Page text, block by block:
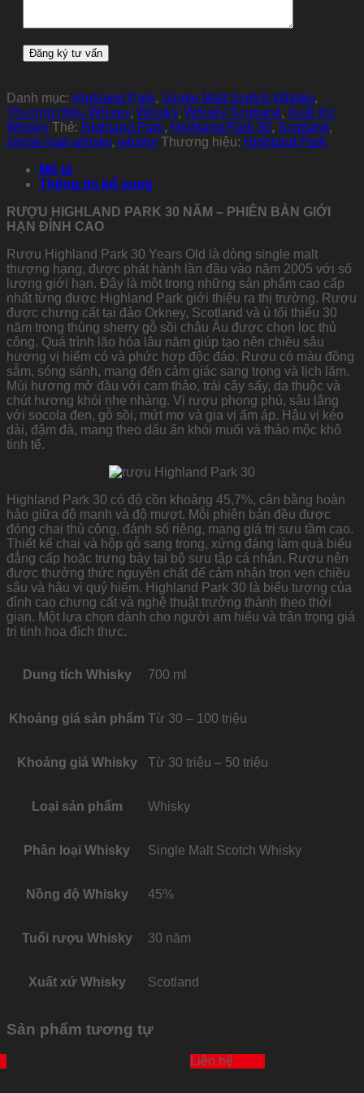
Danh mục: Highland Park, Single Malt Scotch Whisky,
Thương Hiệu Whisky, Whisky, Whisky Scotland, Xuất Xứ
Whisky
Thẻ: Highland Park, Highland Park 30, Scotland,
single malt whisky, whisky Thương hiệu: Highland Park
Mô tả
Thông tin bổ sung
RƯỢU HIGHLAND PARK 30 NĂM – PHIÊN BẢN GIỚI
HẠN ĐỈNH CAO
Rượu Highland Park 30 Years Old là dòng single malt
thượng hạng, được phát hành lần đầu vào năm 2005 với số
lượng giới hạn. Đây là một trong những sản phẩm cao cấp
nhất từng được Highland Park giới thiệu ra thị trường. Rượu
được chưng cất tại đảo Orkney, Scotland và ủ tối thiểu 30
năm trong thùng sherry gỗ sồi châu Âu được chọn lọc thủ
công. Quá trình lão hóa lâu năm giúp tạo nên chiều sâu
hương vị hiếm có và phức hợp độc đáo. Rượu có màu đồng
sẫm, sóng sánh, mang đến cảm giác sang trọng và lịch lãm.
Mùi hương mở đầu với cam thảo, trái cây sấy, da thuộc và
chút hương khói nhẹ nhàng. Vị rượu phong phú, sâu lắng
với socola đen, gỗ sồi, mứt mơ và gia vị ấm áp. Hậu vị kéo
dài, đậm đà, mang theo dấu ấn khói muối và thảo mộc khô
tinh tế.
Highland Park 30 có độ cồn khoảng 45,7%, cân bằng hoàn
hảo giữa độ mạnh và độ mượt. Mỗi phiên bản đều được
đóng chai thủ công, đánh số riêng, mang giá trị sưu tầm cao.
Thiết kế chai và hộp gỗ sang trọng, xứng đáng làm quà biếu
đẳng cấp hoặc trưng bày tại bộ sưu tập cá nhân. Rượu nên
được thưởng thức nguyên chất để cảm nhận trọn vẹn chiều
sâu và hậu vị quý hiếm. Highland Park 30 là biểu tượng của
đỉnh cao chưng cất và nghệ thuật trưởng thành theo thời
gian. Một lựa chọn dành cho người am hiểu và trân trọng giá
trị tinh hoa đích thực.
Dung tích Whisky 700 ml
Khoảng giá sản phẩm Từ 30 – 100 triệu
Khoảng giá Whisky Từ 30 triệu – 50 triệu
Loại sản phẩm Whisky
Phân loại Whisky Single Malt Scotch Whisky
Nồng độ Whisky 45%
Tuổi rượu Whisky 30 năm
Xuất xứ Whisky Scotland
Sản phẩm tương tự
Liên hệ